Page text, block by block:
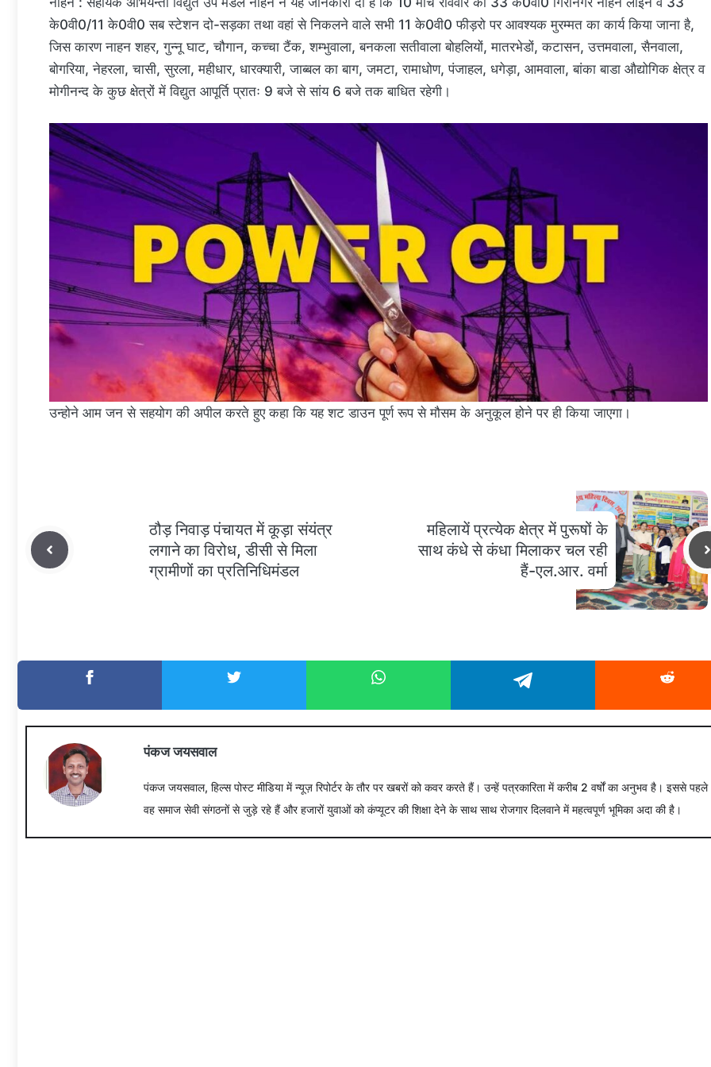
के0वी0/11 के0वी0 सब स्टेशन दो-सड़का तथा वहां से निकलने वाले सभी 11 के0वी0 फीड़रो पर आवश्यक मुरम्मत का कार्य किया जाना है,
जिस कारण नाहन शहर, गुन्नू घाट, चौगान, कच्चा टैंक, शम्भुवाला, बनकला सतीवाला बोहलियों, मातरभेडों, कटासन, उत्तमवाला, सैनवाला,
बोगरिया, नेहरला, चासी, सुरला, महीधार, धारक्यारी, जाब्बल का बाग, जमटा, रामाधोण, पंजाहल, धगेड़ा, आमवाला, बांका बाडा औद्योगिक क्षेत्र व
मोगीनन्द के कुछ क्षेत्रों में विद्युत आपूर्ति प्रातः 9 बजे से सांय 6 बजे तक बाधित रहेगी।
उन्होने आम जन से सहयोग की अपील करते हुए कहा कि यह शट डाउन पूर्ण रूप से मौसम के अनुकूल होने पर ही किया जाएगा।
ठौड़ निवाड़ पंचायत में कूड़ा संयंत्र
लगाने का विरोध, डीसी से मिला
ग्रामीणों का प्रतिनिधिमंडल
महिलायें प्रत्येक क्षेत्र में पुरूषों के
साथ कंधे से कंधा मिलाकर चल रही
हैं-एल.आर. वर्मा
पंकज जयसवाल
पंकज जयसवाल, हिल्स पोस्ट मीडिया में न्यूज़ रिपोर्टर के तौर पर खबरों को कवर करते हैं। उन्हें पत्रकारिता में करीब 2 वर्षों का अनुभव है। इससे पहले
वह समाज सेवी संगठनों से जुड़े रहे हैं और हजारों युवाओं को कंप्यूटर की शिक्षा देने के साथ साथ रोजगार दिलवाने में महत्वपूर्ण भूमिका अदा की है।